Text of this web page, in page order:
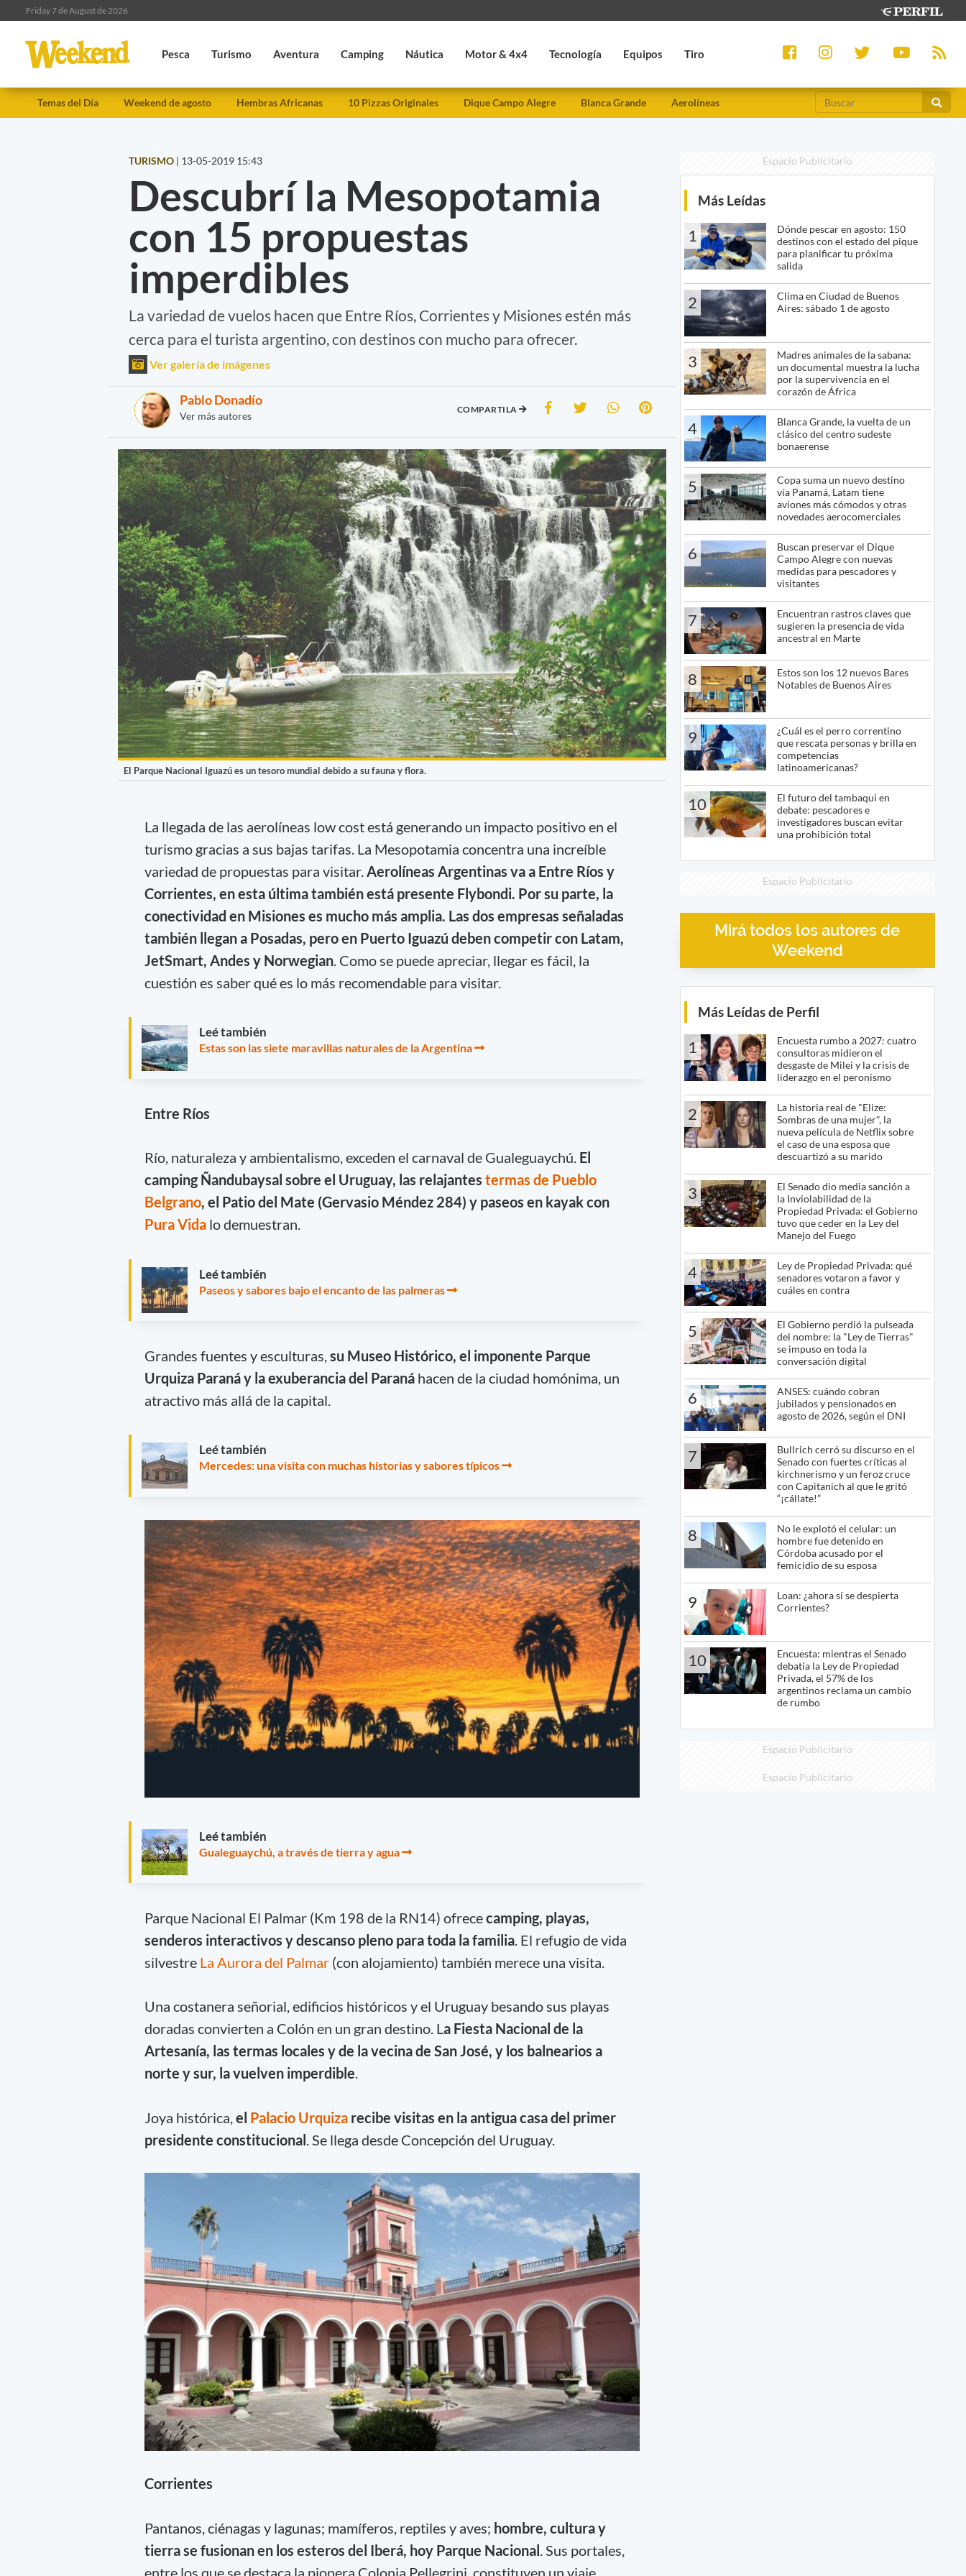
Friday 7 de August de 2026
Pesca Turismo Aventura Camping Náutica Motor & 4x4 Tecnología Equipos Tiro
Temas del Día Weekend de agosto Hembras Africanas 10 Pizzas Originales Dique Campo Alegre Blanca Grande Aerolíneas
TURISMO | 13-05-2019 15:43
Descubrí la Mesopotamia
con 15 propuestas
imperdibles
La variedad de vuelos hacen que Entre Ríos, Corrientes y Misiones estén más
cerca para el turista argentino, con destinos con mucho para ofrecer.
Ver galería de imágenes
Pablo Donadío
Ver más autores
COMPARTILA
El Parque Nacional Iguazú es un tesoro mundial debido a su fauna y flora.
La llegada de las aerolíneas low cost está generando un impacto positivo en el
turismo gracias a sus bajas tarifas. La Mesopotamia concentra una increíble
variedad de propuestas para visitar. Aerolíneas Argentinas va a Entre Ríos y
Corrientes, en esta última también está presente Flybondi. Por su parte, la
conectividad en Misiones es mucho más amplia. Las dos empresas señaladas
también llegan a Posadas, pero en Puerto Iguazú deben competir con Latam,
JetSmart, Andes y Norwegian. Como se puede apreciar, llegar es fácil, la
cuestión es saber qué es lo más recomendable para visitar.
Leé también
Estas son las siete maravillas naturales de la Argentina
Entre Ríos
Río, naturaleza y ambientalismo, exceden el carnaval de Gualeguaychú. El
camping Ñandubaysal sobre el Uruguay, las relajantes termas de Pueblo
Belgrano, el Patio del Mate (Gervasio Méndez 284) y paseos en kayak con
Pura Vidalo demuestran.
Leé también
Paseos y sabores bajo el encanto de las palmeras
Grandes fuentes y esculturas, su Museo Histórico, el imponente Parque
Urquiza Paraná y la exuberancia del Paraná hacen de la ciudad homónima, un
atractivo más allá de la capital.
Leé también
Mercedes: una visita con muchas historias y sabores típicos
Leé también
Gualeguaychú, a través de tierra y agua
Parque Nacional El Palmar (Km 198 de la RN14) ofrececamping, playas,
senderos interactivos y descanso pleno para toda la familia. El refugio de vida
silvestreLa Aurora del Palmar(con alojamiento) también merece una visita.
Una costanera señorial, edificios históricos y el Uruguay besando sus playas
doradas convierten a Colón en un gran destino. La Fiesta Nacional de la
Artesanía, las termas locales y de la vecina de San José, y los balnearios a
norte y sur, la vuelven imperdible.
Joya histórica, el Palacio Urquizarecibe visitas en la antigua casa del primer
presidente constitucional . Se llega desde Concepción del Uruguay.
Corrientes
Pantanos, ciénagas y lagunas; mamíferos, reptiles y aves; hombre, cultura y
tierra se fusionan en los esteros del Iberá, hoy Parque Nacional. Sus portales,
entre los que se destaca la pionera Colonia Pellegrini, constituyen un viaje
Espacio Publicitario
Más Leídas
1
Dónde pescar en agosto: 150
destinos con el estado del pique
para planificar tu próxima
salida
2
Clima en Ciudad de Buenos
Aires: sábado 1 de agosto
3
Madres animales de la sabana:
un documental muestra la lucha
por la supervivencia en el
corazón de África
4
Blanca Grande, la vuelta de un
clásico del centro sudeste
bonaerense
5
Copa suma un nuevo destino
vía Panamá, Latam tiene
aviones más cómodos y otras
novedades aerocomerciales
6
Buscan preservar el Dique
Campo Alegre con nuevas
medidas para pescadores y
visitantes
7
Encuentran rastros claves que
sugieren la presencia de vida
ancestral en Marte
8
Estos son los 12 nuevos Bares
Notables de Buenos Aires
9
¿Cuál es el perro correntino
que rescata personas y brilla en
competencias
latinoamericanas?
10
El futuro del tambaqui en
debate: pescadores e
investigadores buscan evitar
una prohibición total
Espacio Publicitario
Mirá todos los autores de
Weekend
Más Leídas de Perfil
1
Encuesta rumbo a 2027: cuatro
consultoras midieron el
desgaste de Milei y la crisis de
liderazgo en el peronismo
2
La historia real de "Elize:
Sombras de una mujer", la
nueva película de Netflix sobre
el caso de una esposa que
descuartizó a su marido
3
El Senado dio media sanción a
la Inviolabilidad de la
Propiedad Privada: el Gobierno
tuvo que ceder en la Ley del
Manejo del Fuego
4
Ley de Propiedad Privada: qué
senadores votaron a favor y
cuáles en contra
5
El Gobierno perdió la pulseada
del nombre: la "Ley de Tierras"
se impuso en toda la
conversación digital
6
ANSES: cuándo cobran
jubilados y pensionados en
agosto de 2026, según el DNI
7
Bullrich cerró su discurso en el
Senado con fuertes críticas al
kirchnerismo y un feroz cruce
con Capitanich al que le gritó
“¡cállate!”
8
No le explotó el celular: un
hombre fue detenido en
Córdoba acusado por el
femicidio de su esposa
9
Loan: ¿ahora sí se despierta
Corrientes?
10
Encuesta: mientras el Senado
debatía la Ley de Propiedad
Privada, el 57% de los
argentinos reclama un cambio
de rumbo
Espacio Publicitario
Espacio Publicitario